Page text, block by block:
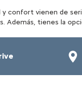
confort vienen de
Además, tienes la